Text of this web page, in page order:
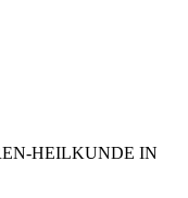
HEILKUNDE IN